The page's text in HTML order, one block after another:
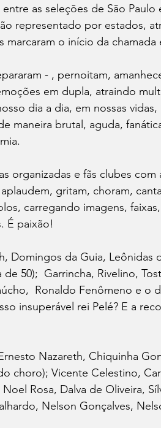
as seleções de São Paulo
representado por estados,
marcaram o início da
- , pernoitam,
em dupla, atraindo
dia a dia, em nossas vidas,
maneira brutal, aguda,
organizadas e fãs clubes com
gritam, choram,
carregando imagens,
É paixão!
Domingos da Guia, Leônidas
50);  Garrincha, Rivelino,
Ronaldo Fenômeno e o
insuperável rei Pelé? E a
Nazareth, Chiquinha
choro); Vicente Celestino,
Rosa, Dalva de Oliveira,
Nelson Gonçalves,